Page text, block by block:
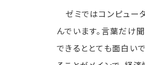
ゼミではコンピュー
んでいます。言葉だけ
できるととても面白い